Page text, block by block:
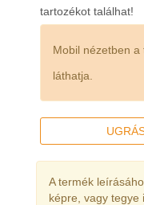
tartozékot találhat!
Mobil nézetben
láthatja.
A termék
képre, vagy tegye